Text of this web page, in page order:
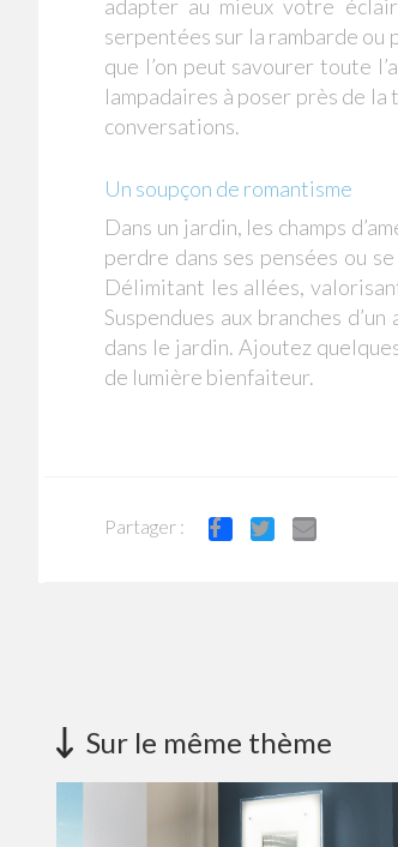
adapter au mieux votre
serpentées sur la rambarde
que l’on peut savourer toute
lampadaires à poser près de
conversations.
Un soupçon de romantisme
Dans un jardin, les champs
perdre dans ses pensées ou
Délimitant les allées,
Suspendues aux branches
dans le jardin. Ajoutez
de lumière bienfaiteur.
Partager : FacebookTwitter
Sur le même thème